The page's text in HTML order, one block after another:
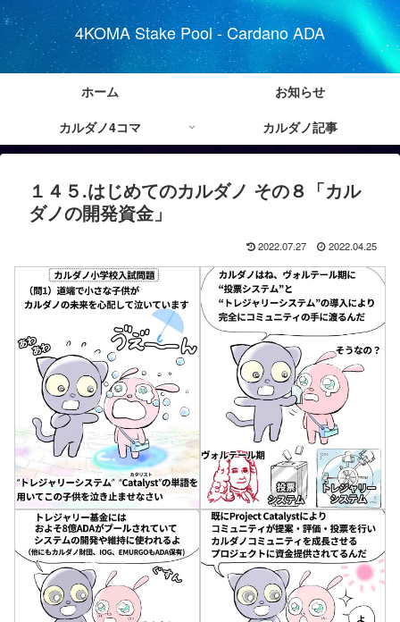
4KOMA Stake Pool - Cardano ADA
ホーム
お知らせ
カルダノ4コマ
カルダノ記事
１４５.はじめてのカルダノ その８「カル
ダノの開発資金」
2022.07.27 2022.04.25